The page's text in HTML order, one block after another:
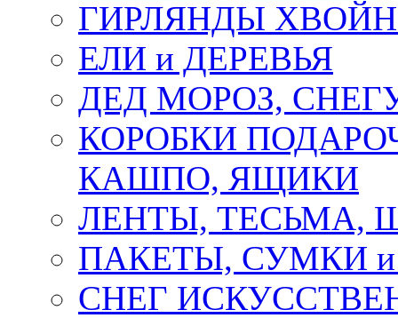
ГИРЛЯНДЫ
ЕЛИ и ДЕРЕВЬЯ
ДЕД МОРОЗ,
КОРОБКИ
КАШПО, ЯЩИКИ
ЛЕНТЫ, ТЕСЬМА,
ПАКЕТЫ, СУМКИ
СНЕГ